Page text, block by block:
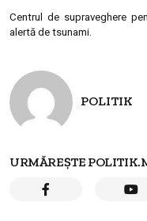
Centrul de supraveghere
alertă de tsunami.
POLITIK
URMĂREȘTE